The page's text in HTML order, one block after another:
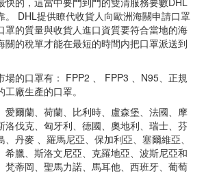
。 DHL提供瞭代收貨人向歐洲海關申請口罩
罩的質量與收貨人進口資質要符合當地的海
關的稅單才能在最短的時間内把口罩派送到
場的口罩有： FPP2 、 FPP3 、N95、正規
廠生產的口罩。
愛爾蘭、荷蘭、比利時、盧森堡、法國、摩
洛伐克、匈牙利、德國、奧地利、瑞士、芬
丹麥 、羅馬尼亞、保加利亞、塞爾維亞、
希臘、斯洛文尼亞、克羅地亞、波斯尼亞和
梵蒂岡、聖馬力諾、馬耳他、西班牙、葡萄